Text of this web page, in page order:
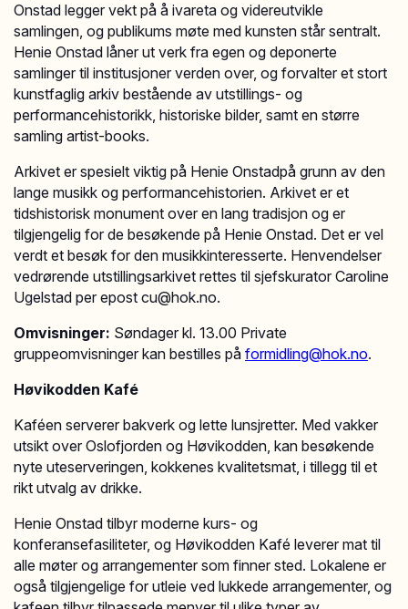
Onstad legger vekt på å ivareta og videreutvikle
samlingen, og publikums møte med kunsten står sentralt.
Henie Onstad låner ut verk fra egen og deponerte
samlinger til institusjoner verden over, og forvalter et stort
kunstfaglig arkiv bestående av utstillings- og
performancehistorikk, historiske bilder, samt en større
samling artist-books.
Arkivet er spesielt viktig på Henie Onstadpå grunn av den
lange musikk og performancehistorien. Arkivet er et
tidshistorisk monument over en lang tradisjon og er
tilgjengelig for de besøkende på Henie Onstad. Det er vel
verdt et besøk for den musikkinteresserte. Henvendelser
vedrørende utstillingsarkivet rettes til sjefskurator Caroline
Ugelstad per epost cu@hok.no.
Omvisninger: Søndager kl. 13.00 Private
gruppeomvisninger kan bestilles på formidling@hok.no.
Høvikodden Kafé
Kaféen serverer bakverk og lette lunsjretter. Med vakker
utsikt over Oslofjorden og Høvikodden, kan besøkende
nyte uteserveringen, kokkenes kvalitetsmat, i tillegg til et
rikt utvalg av drikke.
Henie Onstad tilbyr moderne kurs- og
konferansefasiliteter, og Høvikodden Kafé leverer mat til
alle møter og arrangementer som finner sted. Lokalene er
også tilgjengelige for utleie ved lukkede arrangementer, og